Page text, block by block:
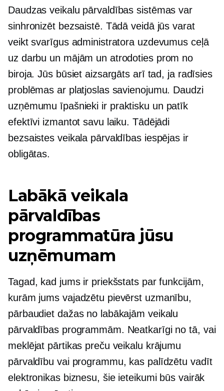
Daudzas veikalu pārvaldības sistēmas var
sinhronizēt bezsaistē. Tādā veidā jūs varat
veikt svarīgus administratora uzdevumus ceļā
uz darbu un mājām un atrodoties prom no
biroja. Jūs būsiet aizsargāts arī tad, ja radīsies
problēmas ar platjoslas savienojumu. Daudzi
uzņēmumu īpašnieki ir praktisku un patīk
efektīvi izmantot savu laiku. Tādējādi
bezsaistes veikala pārvaldības iespējas ir
obligātas.
Labākā veikala
pārvaldības
programmatūra jūsu
uzņēmumam
Tagad, kad jums ir priekšstats par funkcijām,
kurām jums vajadzētu pievērst uzmanību,
pārbaudiet dažas no labākajām veikalu
pārvaldības programmām. Neatkarīgi no tā, vai
meklējat pārtikas preču veikalu krājumu
pārvaldību vai programmu, kas palīdzētu vadīt
elektronikas biznesu, šie ieteikumi būs vairāk